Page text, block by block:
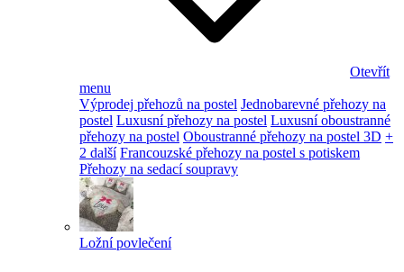
Otevřít
menu
Výprodej přehozů na postel Jednobarevné přehozy na
postel Luxusní přehozy na postel Luxusní oboustranné
přehozy na postel Oboustranné přehozy na postel 3D +
2 další Francouzské přehozy na postel s potiskem
Přehozy na sedací soupravy
Ložní povlečení